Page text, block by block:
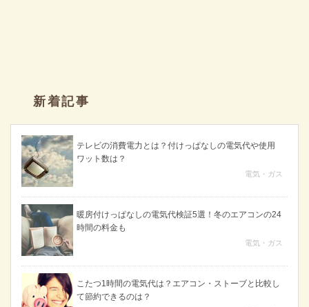
新着記事
テレビの消費電力とは？付けっぱなしの電気代や使用
ワット数は？
電気・ガス
暖房付けっぱなしの電気代検証5選！冬のエアコンの24
時間の料金も
電気・ガス
こたつ1時間の電気代は？エアコン・ストーブと比較し
て節約できるのは？